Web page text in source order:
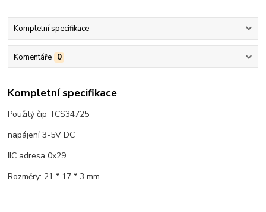
Kompletní specifikace
Komentáře 0
Kompletní specifikace
Použitý čip TCS34725
napájení 3-5V DC
IIC adresa 0x29
Rozměry: 21 * 17 * 3 mm